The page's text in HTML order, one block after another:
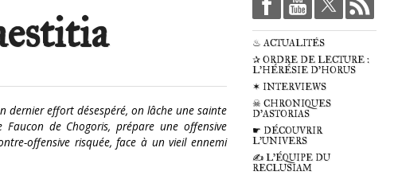
♨ ACTUALITÉS
✰ ORDRE DE LECTURE :
L'HÉRÉSIE D'HORUS
✶ INTERVIEWS
☠ CHRONIQUES
D'ASTORIAS
☛ DÉCOUVRIR
L'UNIVERS
✍ L'ÉQUIPE DU
RECLUSIAM
dernier effort désespéré, on lâche une sainte
de Chogoris, prépare une offensive
offensive risquée, face à un vieil ennemi